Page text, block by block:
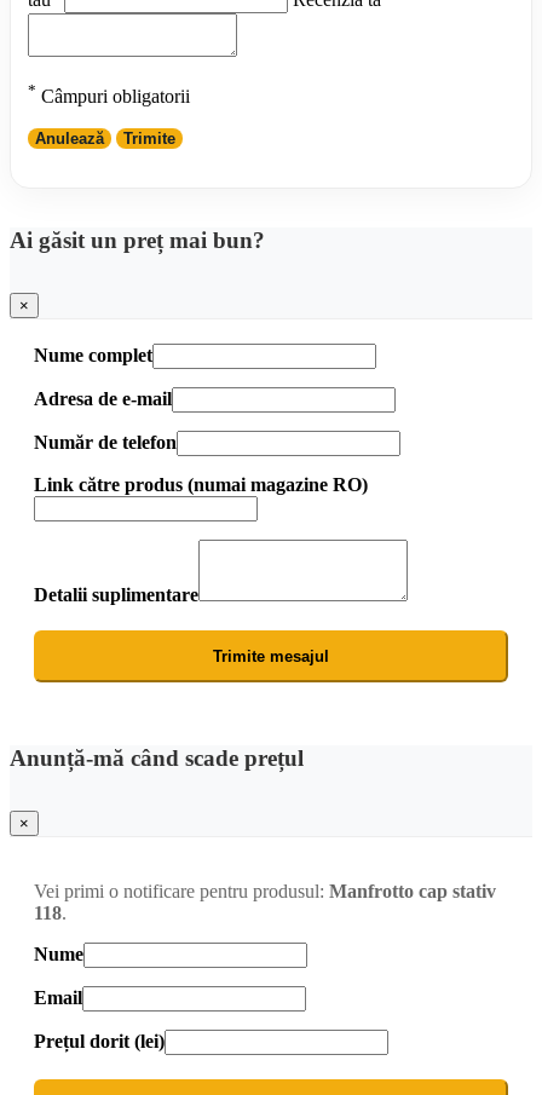
* Câmpuri obligatorii
Anulează Trimite
Ai găsit un preț mai bun?
×
Nume complet
Adresa de e-mail
Număr de telefon
Link către produs (numai magazine RO)
Detalii suplimentare
Trimite mesajul
Anunță-mă când scade prețul
×
Vei primi o notificare pentru produsul: Manfrotto cap stativ
118.
Nume
Email
Prețul dorit (lei)